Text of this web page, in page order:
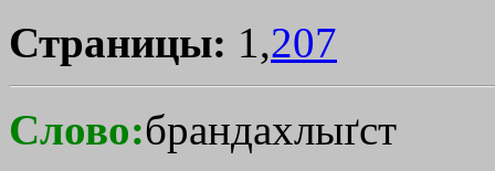
Страницы: 1,207
Слово:брандахлыґст